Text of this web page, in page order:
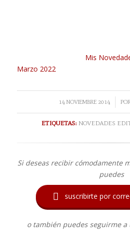
Mis
Marzo 2022
14 NOVIEMBRE 2014
/
ETIQUETAS: NOVEDADES
Si deseas recibir cómodamente
puedes
 suscribirte por
o también puedes seguirme a